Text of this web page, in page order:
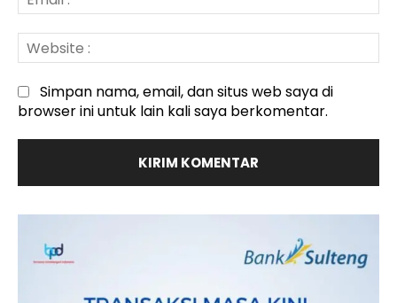
:*
:
Simpan nama, email, dan situs web saya di
browser ini untuk lain kali saya berkomentar.